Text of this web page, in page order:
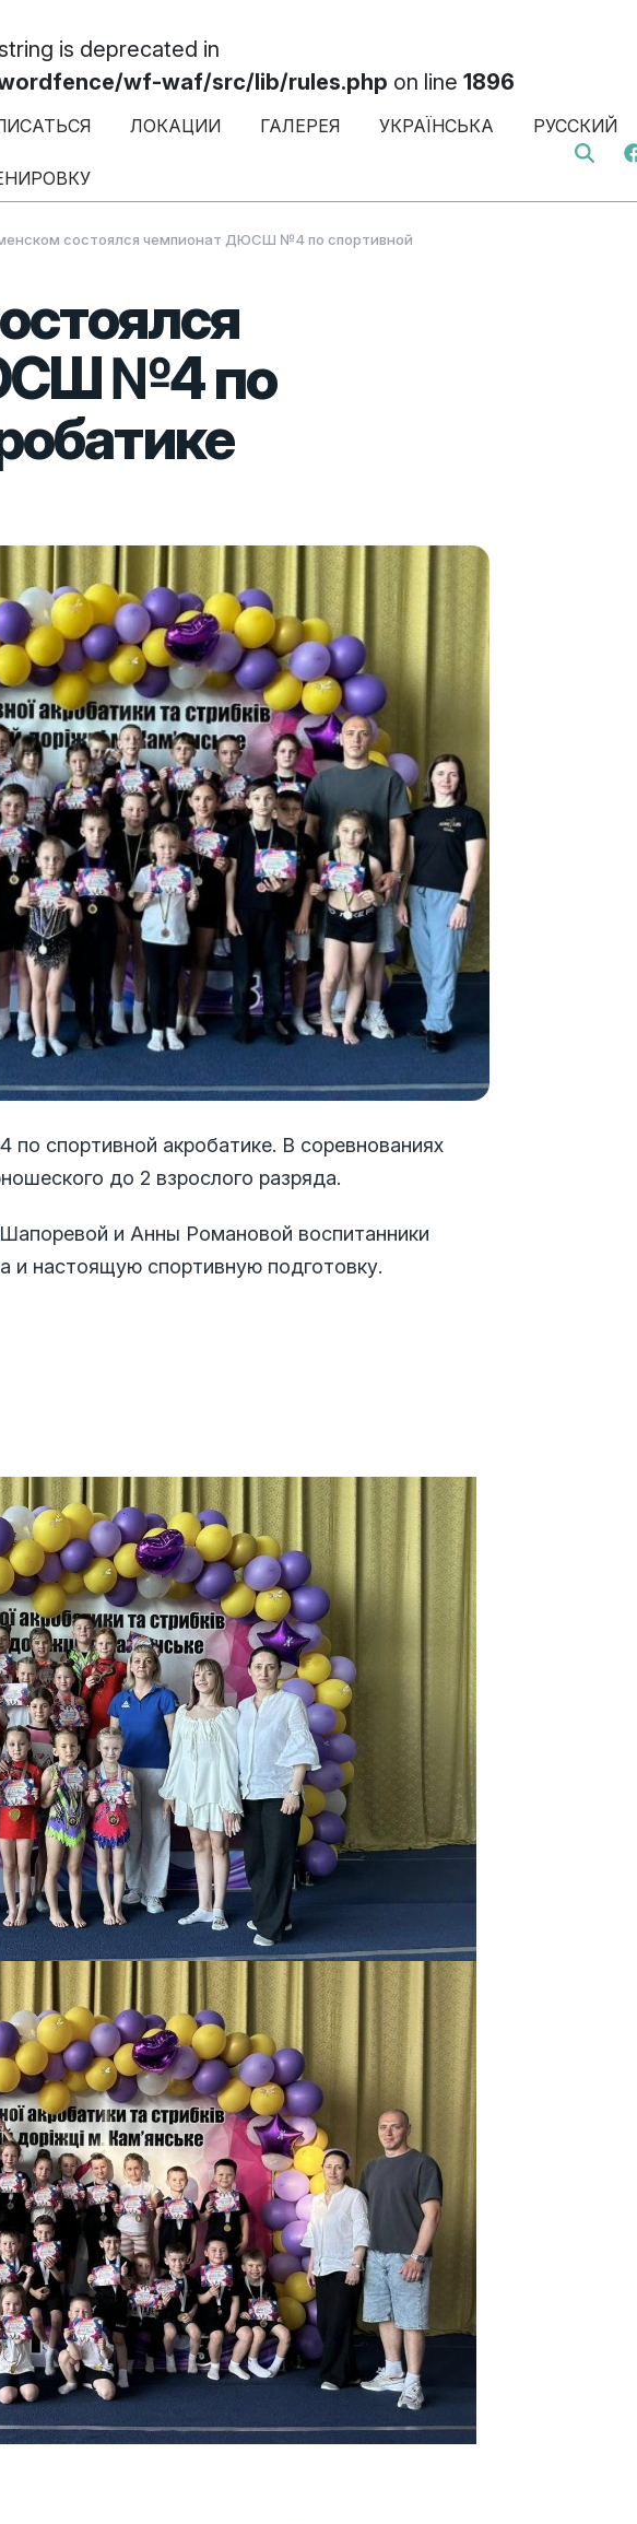
is deprecated in
wf-waf/src/lib/rules.php on line 1896
ЛОКАЦИИ ГАЛЕРЕЯ УКРАЇНСЬКА РУССКИЙ
состоялся чемпионат ДЮСШ №4 по спортивной
№4 по
спортивной акробатике. В соревнованиях
до 2 взрослого разряда.
и Анны Романовой воспитанники
и настоящую спортивную подготовку.